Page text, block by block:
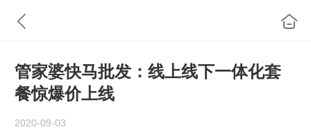
管家婆快马批发：线上线下一体化套
餐惊爆价上线
2020-09-03